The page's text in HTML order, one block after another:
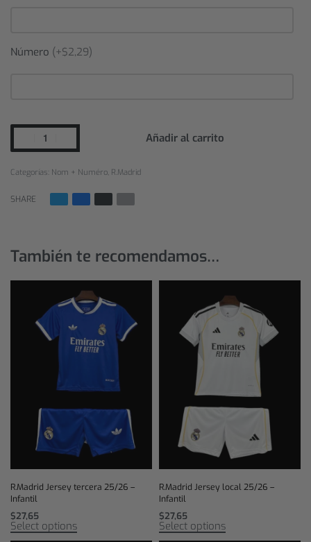
Número (+$2,29)
Añadir al carrito
Categorías: Nom + Numéro R.Madrid
SHARE
También te recomendamos…
R.Madrid Jersey tercera 25/26 –
Infantil
$27,65
Select options
R.Madrid Jersey local 25/26 –
Infantil
$27,65
Select options